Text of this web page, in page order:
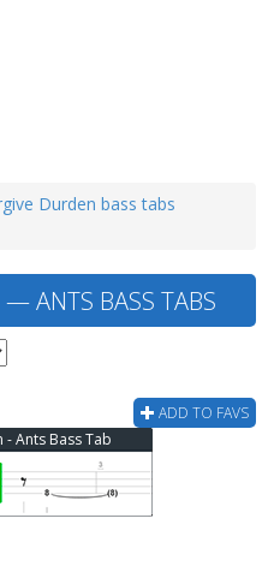
Durden bass tabs
ANTS BASS TABS
ADD TO FAVS
Ants Bass Tab